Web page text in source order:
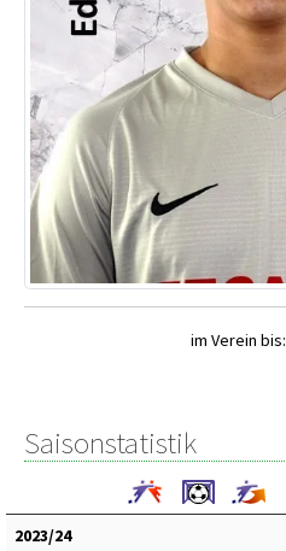
im Verein bis:
Saisonstatistik
2023/24